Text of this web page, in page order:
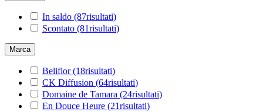
In saldo (87risultati)
Scontato (81risultati)
Marca
Beliflor(18risultati)
CK Diffusion (64risultati)
Domaine de Tamara (24risultati)
En Douce Heure (21risultati)